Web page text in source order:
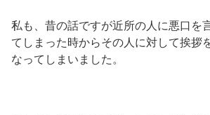
私も、昔の話ですが近所の人に悪口を
てしまった時からその人に対して挨拶
なってしまいました。